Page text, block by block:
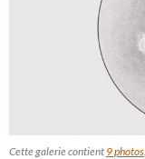
Cette galerie contient 9 photos